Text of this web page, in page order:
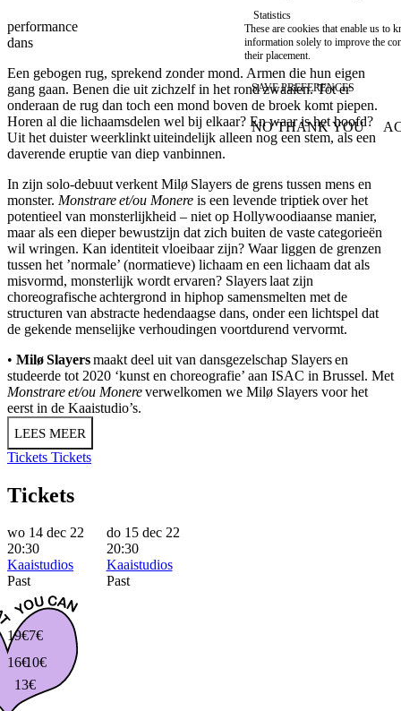
performance
dans
Een gebogen rug, sprekend zonder mond. Armen die hun eigen
gang gaan. Benen die uit zichzelf in het rond zwaaien. Tot er
onderaan de rug dan toch een mond boven de broek komt piepen.
Horen al die lichaamsdelen wel bij elkaar? En waar is het hoofd?
Uit het duister weerklinkt uiteindelijk alleen nog een stem, als een
daverende eruptie van diep vanbinnen.
​In zijn solo-debuut verkent Milø Slayers de grens tussen mens en
monster. Monstrare et/ou Monere is een levende triptiek over het
potentieel van monsterlijkheid – niet op Hollywoodiaanse manier,
maar als een dieper bewustzijn dat zich buiten de vaste categorieën
wil wringen. Kan identiteit vloeibaar zijn? Waar liggen de grenzen
tussen het ’normale’ (normatieve) lichaam en een lichaam dat als
misvormd, monsterlijk wordt ervaren? Slayers laat zijn
choreografische achtergrond in hiphop samensmelten met de
structuren van abstracte hedendaagse dans, onder een lichtspel dat
de gekende menselijke verhoudingen voortdurend vervormt.
• Milø Slayersmaakt deel uit van dansgezelschap Slayers en
studeerde tot 2020 ‘kunst en choreografie’ aan ISAC in Brussel. Met
Monstrare et/ou Monereverwelkomen we Milø Slayers voor het
eerst in de Kaaistudio’s.
LEES MEER
Tickets Tickets
Tickets
wo 14 dec 22
20:30
Kaaistudios
Past
do 15 dec 22
20:30
Kaaistudios
Past
19€
16€
13€
10€
7€
Statistics
These are cookies that enable us to
information solely to improve the
their placement.
SAVE PREFERENCES
NO THANK YOU
WITHDRAW